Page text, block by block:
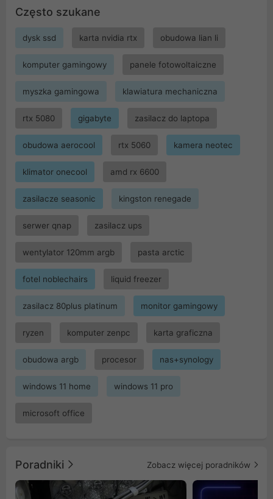
Często szukane
dysk ssd karta nvidia rtx obudowa lian li
komputer gamingowy panele fotowoltaiczne
myszka gamingowa klawiatura mechaniczna
rtx 5080 gigabyte zasilacz do laptopa
obudowa aerocool rtx 5060 kamera neotec
klimator onecool amd rx 6600
zasilacze seasonic kingston renegade
serwer qnap zasilacz ups
wentylator 120mm argb pasta arctic
fotel noblechairs liquid freezer
zasilacz 80plus platinum monitor gamingowy
ryzen komputer zenpc karta graficzna
obudowa argb procesor nas+synology
windows 11 home windows 11 pro
microsoft office
Poradniki Zobacz więcej poradników